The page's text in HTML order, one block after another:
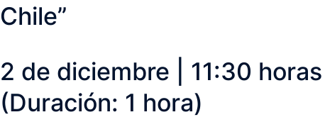
Chile”
2 de diciembre | 11:30 horas
(Duración: 1 hora)